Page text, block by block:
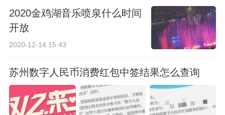
2020金鸡湖音乐喷泉什么时间
开放
2020-12-14 15:43
苏州数字人民币消费红包中签结果怎么查询